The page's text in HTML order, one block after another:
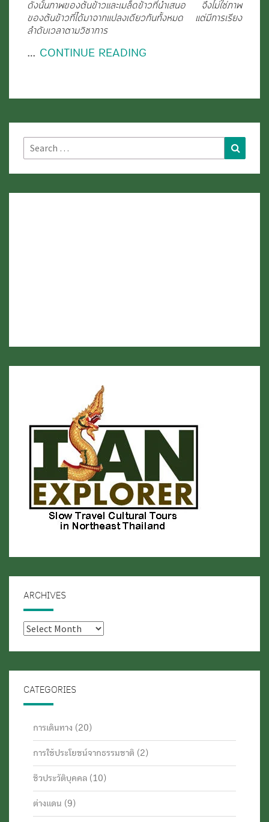
ดังนั้นภาพของต้นข้าวและเมล็ดข้าวที่นำเสนอ จึงไม่ใช่ภาพ
ของต้นข้าวที่ได้มาจากแปลงเดียวกันทั้งหมด แต่มีการเรียง
ลำดับเวลาตามวิชาการ
… CONTINUE READING
Search
for:
ARCHIVES
Archives
CATEGORIES
การเดินทาง (20)
การใช้ประโยชน์จากธรรมชาติ (2)
ชีวประวัติบุคคล (10)
ต่างแดน (9)